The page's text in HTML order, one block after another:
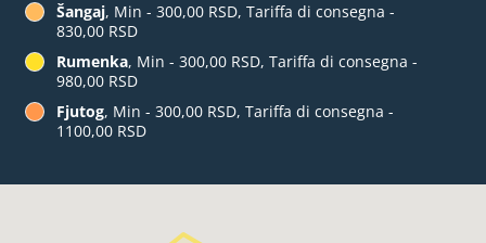
Šangaj, Min - 300,00 RSD, Tariffa di consegna -
830,00 RSD
Rumenka, Min - 300,00 RSD, Tariffa di consegna -
980,00 RSD
Fjutog, Min - 300,00 RSD, Tariffa di consegna -
1100,00 RSD